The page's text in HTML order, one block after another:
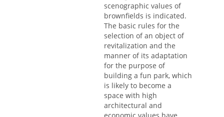
scenographic values of
brownfields is indicated.
The basic rules for the
selection of an object of
revitalization and the
manner of its adaptation
for the purpose of
building a fun park, which
is likely to become a
space with high
architectural and